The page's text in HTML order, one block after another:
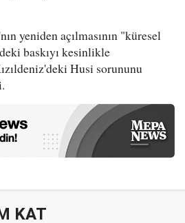
yeniden açılmasının "küresel
baskıyı kesinlikle
Husi sorununu
KAT